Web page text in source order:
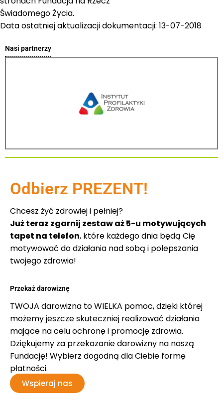
Świadomego Życia.
Data ostatniej aktualizacji dokumentacji: 13-07-2018
Nasi partnerzy
Odbierz PREZENT!
Chcesz żyć zdrowiej i pełniej?
Już teraz zgarnij zestaw aż 5-u motywujących
tapet na telefon, które każdego dnia będą Cię
motywować do działania nad sobą i polepszania
twojego zdrowia!
Przekaż darowiznę
TWOJA darowizna to WIELKA pomoc, dzięki której
możemy jeszcze skuteczniej realizować działania
mające na celu ochronę i promocję zdrowia.
Dziękujemy za przekazanie darowizny na naszą
Fundację! Wybierz dogodną dla Ciebie formę
płatności.
Wspieraj nas